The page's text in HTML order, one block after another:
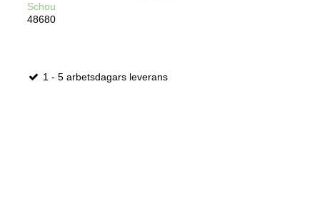
Schou
48680
1 - 5 arbetsdagars leverans